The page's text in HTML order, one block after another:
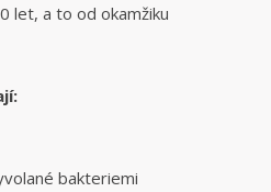
let, a to od okamžiku
bakteriemi